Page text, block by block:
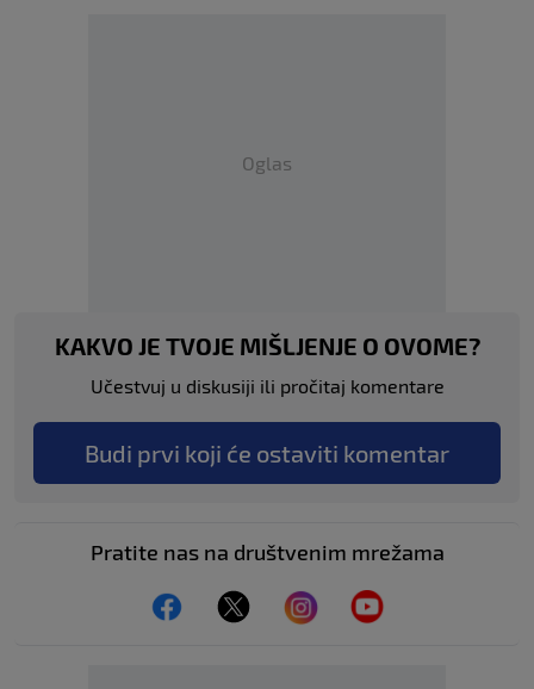
Oglas
KAKVO JE TVOJE MIŠLJENJE O OVOME?
Učestvuj u diskusiji ili pročitaj komentare
Budi prvi koji će ostaviti komentar
Pratite nas na društvenim mrežama